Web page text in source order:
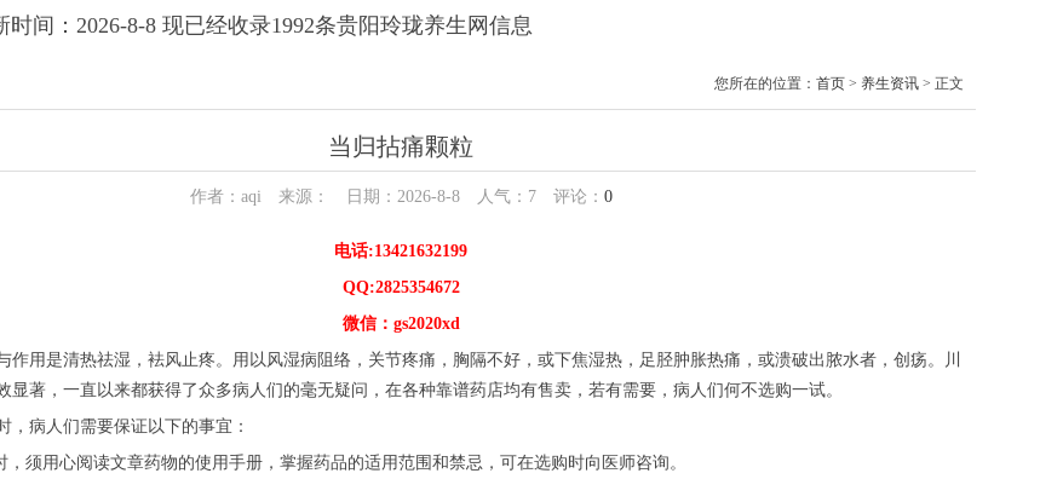
时间：2026-8-8 现已经收录1992条贵阳玲珑养生网信息
您所在的位置： 首页 > 养生资讯 > 正文
当归拈痛颗粒
作者：aqi 来源： 日期：2026-8-8 人气： 7评论： 0
电话:13421632199
QQ:2825354672
微信：gs2020xd
作用是清热祛湿，袪风止疼。用以风湿病阻络，关节疼痛，胸隔不好，或下焦湿热，足胫肿胀热痛，或溃破出脓水者，创疡。川
显著，一直以来都获得了众多病人们的毫无疑问，在各种靠谱药店均有售卖，若有需要，病人们何不选购一试。
，病人们需要保证以下的事宜：
，须用心阅读文章药物的使用手册，掌握药品的适用范围和禁忌，可在选购时向医师咨询。